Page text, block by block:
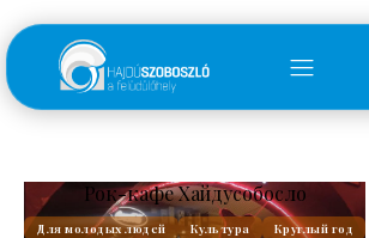
Рок-кафе Хайдусобосло
Для молодых людей Культура Круглый год